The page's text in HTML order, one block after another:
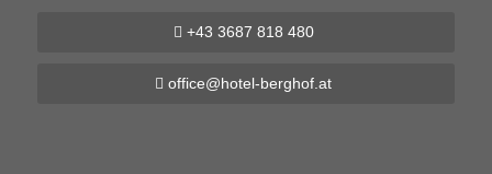
+43 3687 818 480
office@hotel-berghof.at